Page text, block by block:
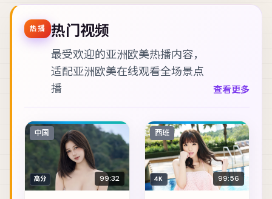
热播 热门视频
最受欢迎的亚洲欧美热播内容，
适配亚洲欧美在线观看全场景点
播
查看更多
中国
高分 99:32
西班
4K 99:56